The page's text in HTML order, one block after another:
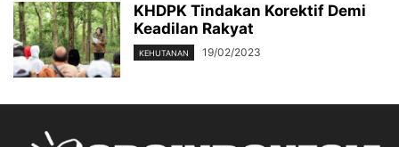
KHDPK Tindakan Korektif Demi
Keadilan Rakyat
KEHUTANAN 19/02/2023